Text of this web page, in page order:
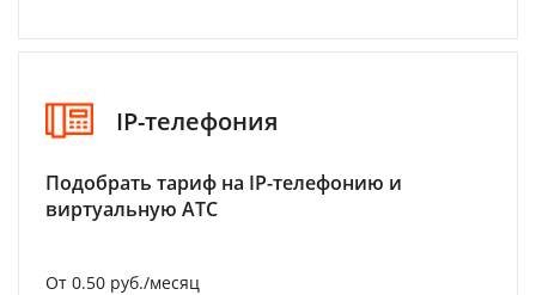
IP-телефония
Подобрать тариф на IP-телефонию и
виртуальную АТС
От 0.50 руб./месяц